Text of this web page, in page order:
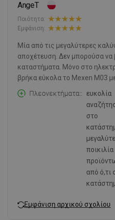
AngeT
Ποιότητα:
Εμφάνιση:
Μία από τις μεγαλύτερες
αποχέτευση. Δεν μπορούσα
καταστήματα. Μόνο στο
βρήκα εύκολα το Mexen M03
Πλεονεκτήματα:
ευκολία
στο
ποικιλία
από ό,τι
Εμφάνιση αρχικού σχολίου